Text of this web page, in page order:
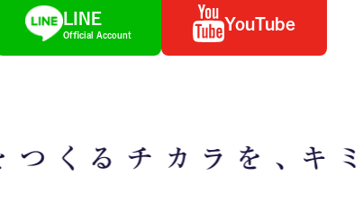
LINE
Official Account
YouTube